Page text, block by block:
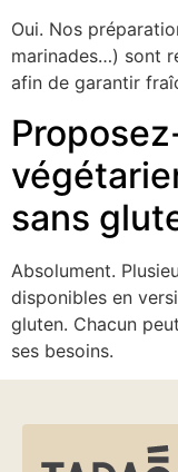
Oui. Nos
marinades…) sont
afin de garantir
sans
Absolument.
disponibles en
gluten. Chacun
ses besoins.